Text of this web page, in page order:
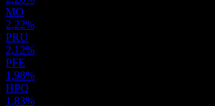
MO
2,22%
PRU
2,12%
PFE
1,98%
HPQ
1,83%